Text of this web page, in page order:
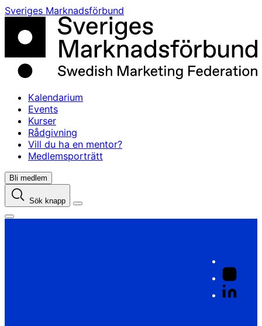
Skip
content
Sveriges Marknadsförbund
Kalendarium
Events
Kurser
Rådgivning
Vill du ha en mentor?
Medlemsporträtt
Bli medlem
Sök knapp